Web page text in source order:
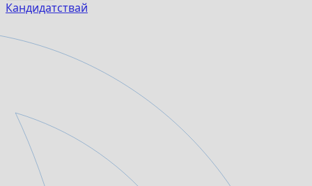
Кандидатствай